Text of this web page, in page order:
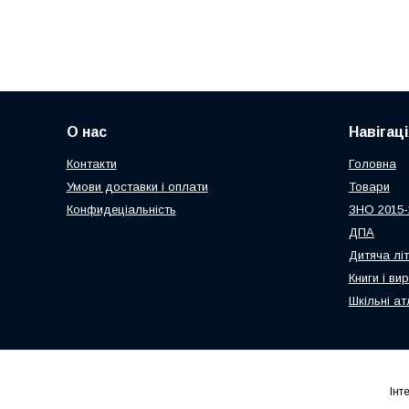
О нас
Контакти
Умови доставки і оплати
Конфидеціальність
Головна
Товари
ЗНО 2015-
ДПА
Дитяча
Книги і
Шкільні